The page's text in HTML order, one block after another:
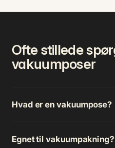
Ofte stillede
vakuumposer
Hvad er en vakuumpose?
Egnet til vakuumpakning?